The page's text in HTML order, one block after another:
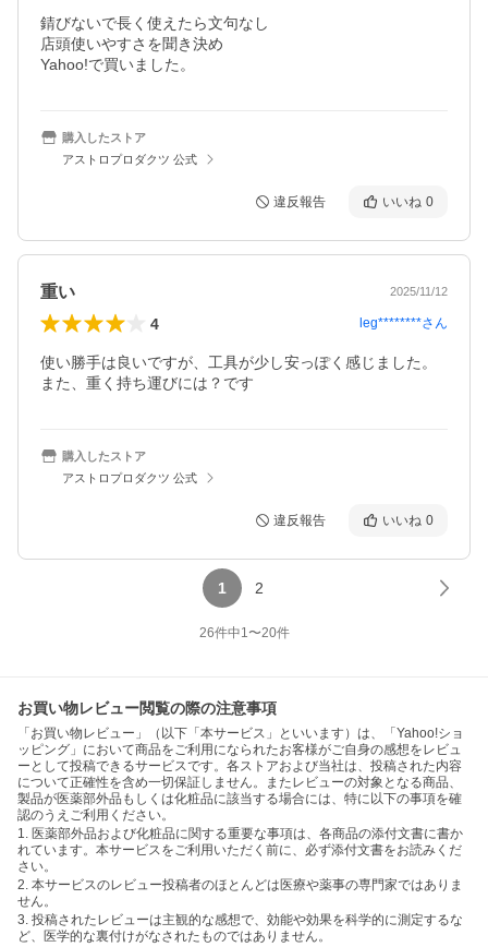
錆びないで長く使えたら文句なし
店頭使いやすさを聞き決め
Yahoo!で買いました。
購入したストア
アストロプロダクツ 公式
違反報告 いいね 0
重い 2025/11/12
4 leg********さん
使い勝手は良いですが、工具が少し安っぽく感じました。
また、重く持ち運びには？です
購入したストア
アストロプロダクツ 公式
違反報告 いいね 0
1 2
26件中1〜20件
お買い物レビュー閲覧の際の注意事項
「お買い物レビュー」（以下「本サービス」といいます）は、「Yahoo!ショ
ッピング」において商品をご利用になられたお客様がご自身の感想をレビュ
ーとして投稿できるサービスです。各ストアおよび当社は、投稿された内容
について正確性を含め一切保証しません。またレビューの対象となる商品、
製品が医薬部外品もしくは化粧品に該当する場合には、特に以下の事項を確
認のうえご利用ください。
1. 医薬部外品および化粧品に関する重要な事項は、各商品の添付文書に書か
れています。本サービスをご利用いただく前に、必ず添付文書をお読みくだ
さい。
2. 本サービスのレビュー投稿者のほとんどは医療や薬事の専門家ではありま
せん。
3. 投稿されたレビューは主観的な感想で、効能や効果を科学的に測定するな
ど、医学的な裏付けがなされたものではありません。